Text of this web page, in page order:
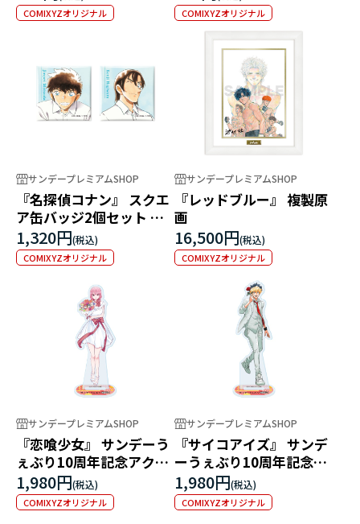
校）
COMIXYZオリジナル
校）
COMIXYZオリジナル
サンデープレミアムSHOP
『名探偵コナン』 スクエ
ア缶バッジ2個セット 松
田陣平・萩原研二（港南
高等学校）
1,320円
COMIXYZオリジナル
サンデープレミアムSHOP
『レッドブルー』 複製原
画
16,500円
COMIXYZオリジナル
サンデープレミアムSHOP
『恋喰少女』 サンデーう
ぇぶり10周年記念アクリ
ルスタンド
1,980円
COMIXYZオリジナル
サンデープレミアムSHOP
『サイコアイズ』 サンデ
ーうぇぶり10周年記念ア
クリルスタンド
1,980円
COMIXYZオリジナル